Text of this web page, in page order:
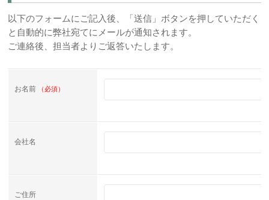
以下のフォームにご記入後、「送信」ボタンを押していただく
と自動的に弊社宛てにメールが通知されます。
ご連絡後、担当者よりご返答いたします。
お名前 （必須）
会社名
ご住所